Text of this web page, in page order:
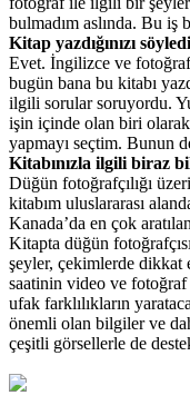
bulmadım aslında. Bu iş
Kitap yazdığınızı
Evet. İngilizce ve
bugün bana bu kitabı
ilgili sorular soruyordu.
işin içinde olan biri
yapmayı seçtim. Bunun
Kitabınızla ilgili biraz
Düğün fotoğrafçılığı
kitabım uluslararası
Kanada’da en çok
Kitapta düğün
şeyler, çekimlerde
saatinin video ve fotoğraf
ufak farklılıkların
önemli olan bilgiler ve
çeşitli görsellerle de